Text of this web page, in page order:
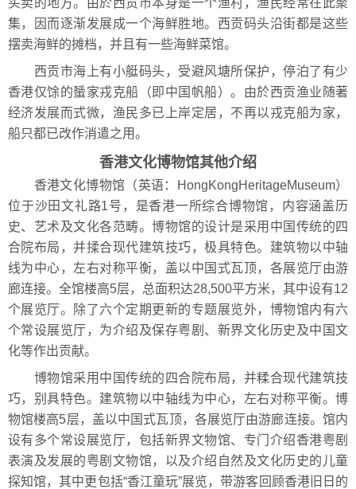
买卖的地方。由於西贡市本身是一个渔村，渔民经常在此聚
集，因而逐渐发展成一个海鲜胜地。西贡码头沿街都是这些
摆卖海鲜的摊档，并且有一些海鲜菜馆。
西贡市海上有小艇码头，受避风塘所保护，停泊了有少
香港仅馀的蜑家戎克船（即中国帆船）。由於西贡渔业随著
经济发展而式微，渔民多已上岸定居，不再以戎克船为家，
船只都已改作消遣之用。
香港文化博物馆其他介绍
香港文化博物馆（英语：HongKongHeritageMuseum）
位于沙田文礼路1号，是香港一所综合博物馆，内容涵盖历
史、艺术及文化各范畴。博物馆的设计是采用中国传统的四
合院布局，并揉合现代建筑技巧，极具特色。建筑物以中轴
线为中心，左右对称平衡，盖以中国式瓦顶，各展览厅由游
廊连接。全馆楼高5层，总面积达28,500平方米，其中设有12
个展览厅。除了六个定期更新的专题展览外，博物馆内有六
个常设展览厅，为介绍及保存粤剧、新界文化历史及中国文
化等作出贡献。
博物馆采用中国传统的四合院布局，并糅合现代建筑技
巧，别具特色。建筑物以中轴线为中心，左右对称平衡。博
物馆楼高5层，盖以中国式瓦顶，各展览厅由游廊连接。馆内
设有多个常设展览厅，包括新界文物馆、专门介绍香港粤剧
表演及发展的粤剧文物馆，以及介绍自然及文化历史的儿童
探知馆，其中更包括“香江童玩”展览，带游客回顾香港旧日的